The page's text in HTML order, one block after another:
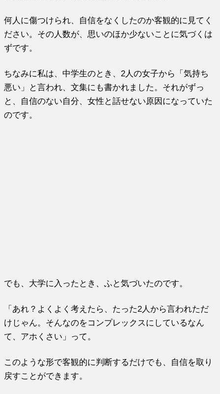
何人に傷つけられ、自信をなくしたのか客観的に見てく
ださい。その人数が、思いのほか少ないことに気づくは
ずです。
ちなみに私は、中学生のとき、2人の女子から「気持ち
悪い」と言われ、文集にも書かれました。それがずっ
と、自信のない自分、女性と話せない原因になっていた
のです。
でも、大学に入ったとき、ふと気づいたのです。
「あれ？よくよく考えたら、たった2人から言われただ
けじゃん。そんなのをコンプレックスにしているなん
て、アホくさい」って。
このような形で客観的に判断するだけでも、自信を取り
戻すことができます。